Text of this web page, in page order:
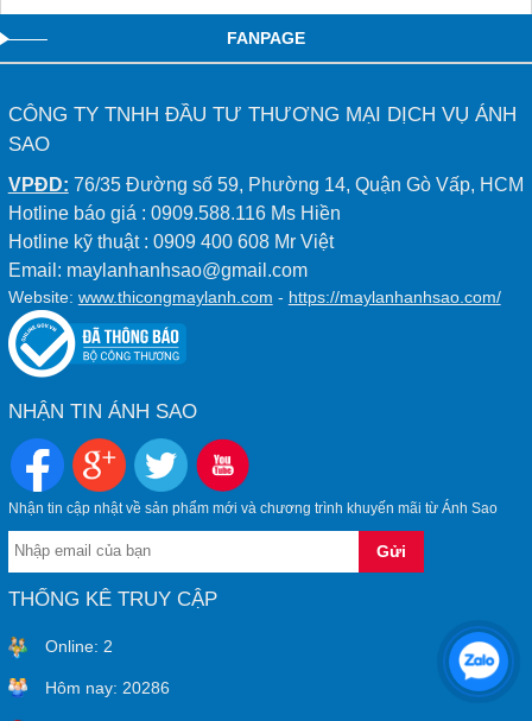
FANPAGE
CÔNG TY TNHH ĐẦU TƯ THƯƠNG MẠI DỊCH VỤ ÁNH
SAO
VPĐD: 76/35 Đường số 59, Phường 14, Quận Gò Vấp, HCM
Hotline báo giá : 0909.588.116 Ms Hiền
Hotline kỹ thuật : 0909 400 608 Mr Việt
Email: maylanhanhsao@gmail.com
Website: www.thicongmaylanh.com - https://maylanhanhsao.com/
NHẬN TIN ÁNH SAO
Nhận tin cập nhật về sản phẩm mới và chương trình khuyến mãi từ Ánh Sao
THỐNG KÊ TRUY CẬP
Online: 2
Hôm nay: 20286